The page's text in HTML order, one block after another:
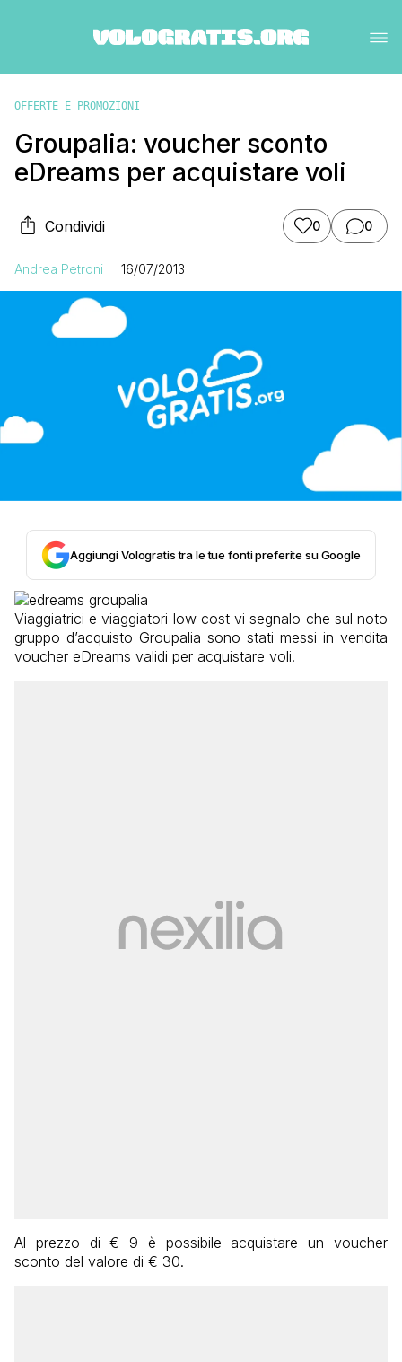
OFFERTE E PROMOZIONI
Groupalia: voucher sconto
eDreams per acquistare voli
Condividi 0 0
Andrea Petroni 16/07/2013
Aggiungi Vologratis tra le tue fonti preferite su Google
Viaggiatrici e viaggiatori low cost vi segnalo che sul noto
gruppo d’acquisto Groupalia sono stati messi in vendita
voucher eDreams validi per acquistare voli.
Al prezzo di € 9 è possibile acquistare un voucher
sconto del valore di € 30.